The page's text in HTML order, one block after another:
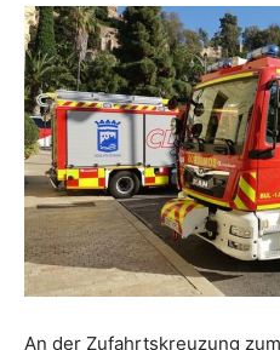
An der Zufahrtskreuzung